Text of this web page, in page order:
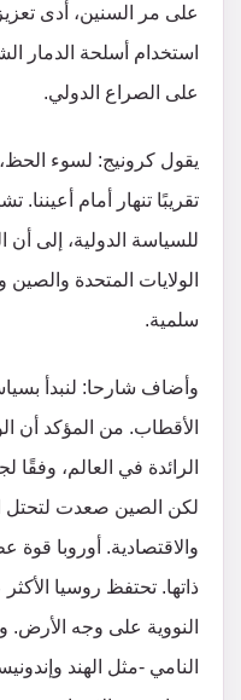
على مر السنين، أدى
استخدام أسلحة الدمار
على الصراع الدولي.
يقول كرونيج: لسوء
تقريبًا تنهار أمام أعيننا.
للسياسة الدولية، إلى أن
الولايات المتحدة
سلمية.
وأضاف شارحا: لنبدأ
الأقطاب. من المؤكد أن
الرائدة في العالم، وفقًا
لكن الصين صعدت لتحتل
والاقتصادية. أوروبا
ذاتها. تحتفظ روسيا
النووية على وجه الأرض.
النامي -مثل الهند